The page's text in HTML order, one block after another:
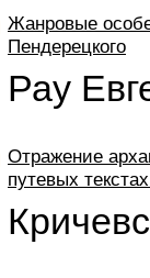
Жанровые
Пендерецкого
Рау
Отражение
путевых